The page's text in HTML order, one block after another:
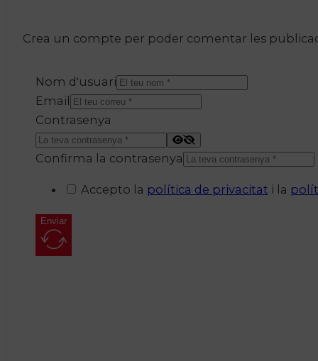
Crea un compte per poder comentar les
Nom d'usuari
Email
Contrasenya
Confirma la contrasenya
Accepto la política de privacitat i la
Enviar